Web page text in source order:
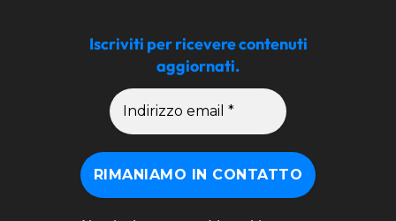
Iscriviti per ricevere contenuti
aggiornati.